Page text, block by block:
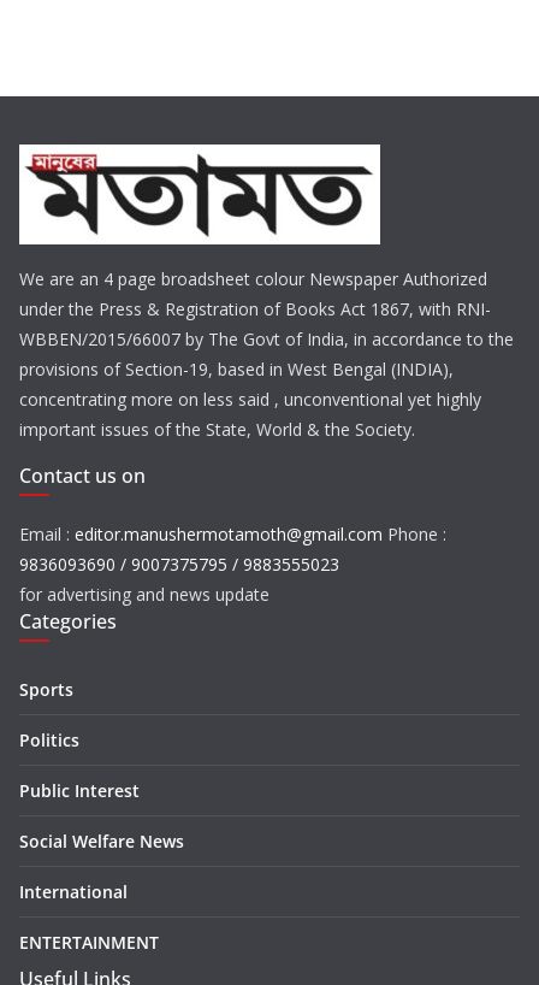
We are an 4 page broadsheet colour Newspaper Authorized
under the Press & Registration of Books Act 1867, with RNI-
WBBEN/2015/66007 by The Govt of India, in accordance to the
provisions of Section-19, based in West Bengal (INDIA),
concentrating more on less said , unconventional yet highly
important issues of the State, World & the Society.
Contact us on
Email : editor.manushermotamoth@gmail.com Phone :
9836093690 / 9007375795 / 9883555023
for advertising and news update
Categories
Sports
Politics
Public Interest
Social Welfare News
International
ENTERTAINMENT
Useful Links